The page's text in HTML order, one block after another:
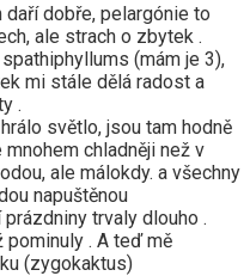
dobře, pelargónie to
ale strach o zbytek .
(mám je 3),
mi stále dělá radost a
.
světlo, jsou tam hodně
chladněji než v
ale málokdy. a všechny
napuštěnou
trvaly dlouho .
pominuly . A teď mě
(zygokaktus)